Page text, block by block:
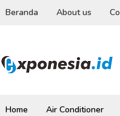
Beranda About us
Home Air Conditioner